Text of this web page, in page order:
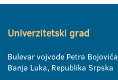
Univerzitetski grad
Bulevar vojvode Petra Bojovića
Banja Luka, Republika Srpska